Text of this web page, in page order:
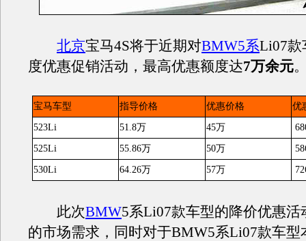
北京宝马4S将于近期对BMW5系Li07款
度优惠促销活动，最高优惠额度达7万余元
宝马车型 指导价格 优惠价格 优
523Li 51.8万 45万
525Li 55.86万 50万
530Li 64.26万 57万
此次BMW5系Li07款车型的降价优惠活
的市场需求，同时对于BMW5系Li07款车型